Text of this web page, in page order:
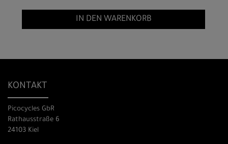
IN DEN WARENKORB
KONTAKT
Picocycles GbR
Rathausstraße 6
24103 Kiel